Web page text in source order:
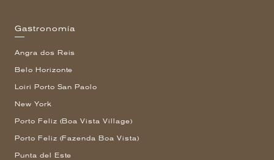
Gastronomía
Angra dos Reis
Belo Horizonte
Loiri Porto San Paolo
New York
Porto Feliz (Boa Vista Village)
Porto Feliz (Fazenda Boa Vista)
Punta del Este